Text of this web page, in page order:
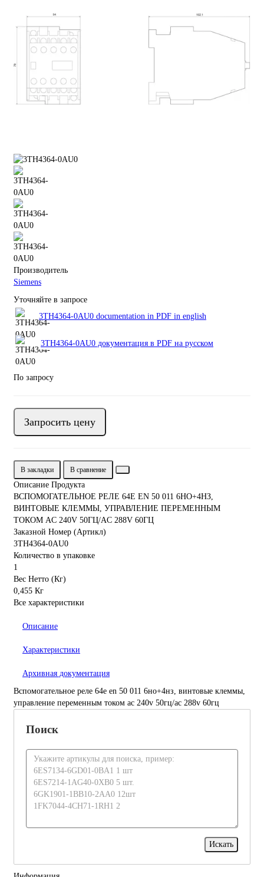
Производитель
Siemens
Уточняйте в запросе
3TH4364-0AU0 documentation in PDF in english
3TH4364-0AU0 документация в PDF на русском
По запросу
Запросить цену
В закладки В сравнение
Описание Продукта
ВСПОМОГАТЕЛЬНОЕ РЕЛЕ 64E EN 50 011 6НО+4НЗ,
ВИНТОВЫЕ КЛЕММЫ, УПРАВЛЕНИЕ ПЕРЕМЕННЫМ
ТОКОМ AC 240V 50ГЦ/AC 288V 60ГЦ
Заказной Номер (Артикл)
3TH4364-0AU0
Количество в упаковке
1
Вес Нетто (Кг)
0,455 Кг
Все характеристики
Описание
Характеристики
Архивная документация
Вспомогательное реле 64e en 50 011 6но+4нз, винтовые клеммы,
управление переменным током ac 240v 50гц/ac 288v 60гц
Поиск